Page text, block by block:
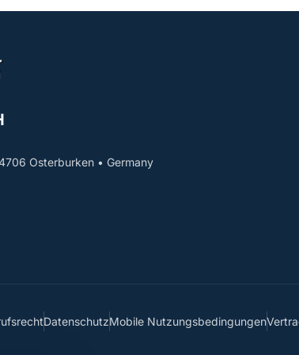
Osterburken • Germany
DatenschutzMobile Nutzungsbedingungen